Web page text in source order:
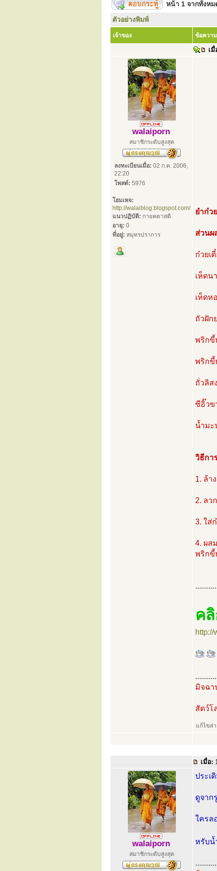
หน้า 1 จากทั้งห
ตัวอย่างพิมพ์
เจ้าของ ข้อความ
เมื่
walaiporn
สมาชิกระดับสูงสุด
ลงทะเบียนเมื่อ: 02 ก.ค. 2006,
22:20
โพสต์: 5976
โฮมเพจ:
http://walaiblog.blogspot.com/
แนวปฏิบัติ: กายคตาสติ
อายุ: 0
ที่อยู่: สมุทรปราการ
ยำก๋ว
ส่วนผ
ก๋วยเ
เห็ดน
เห็ดห
ถัวฝัก
พริกขี้
พริกขี้
ถั่วลิส
ซีอิ๊วข
น้ำมะ
วิธีกา
1. ล้า
2. ลว
3. ใส่
4. ผส
พริก
ค
http://
มิจฉา
สัตว์โ
แก้ไขล่
เมื่อ:
walaiporn
สมาชิกระดับสูงสุด
ประเ
ดูจาก
ใครล
หรับน้